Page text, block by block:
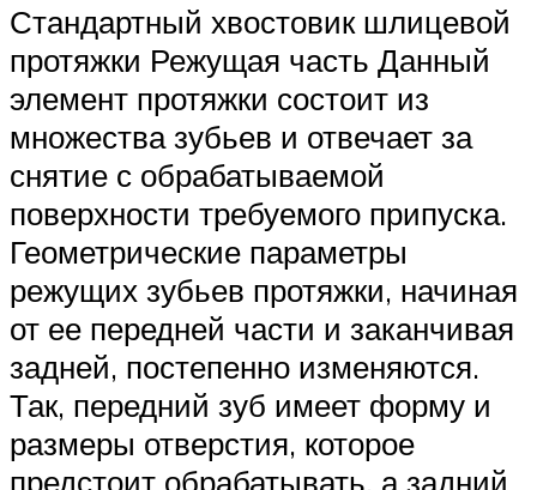
Стандартный хвостовик шлицевой
протяжки Режущая часть Данный
элемент протяжки состоит из
множества зубьев и отвечает за
снятие с обрабатываемой
поверхности требуемого припуска.
Геометрические параметры
режущих зубьев протяжки, начиная
от ее передней части и заканчивая
задней, постепенно изменяются.
Так, передний зуб имеет форму и
размеры отверстия, которое
предстоит обрабатывать, а задний